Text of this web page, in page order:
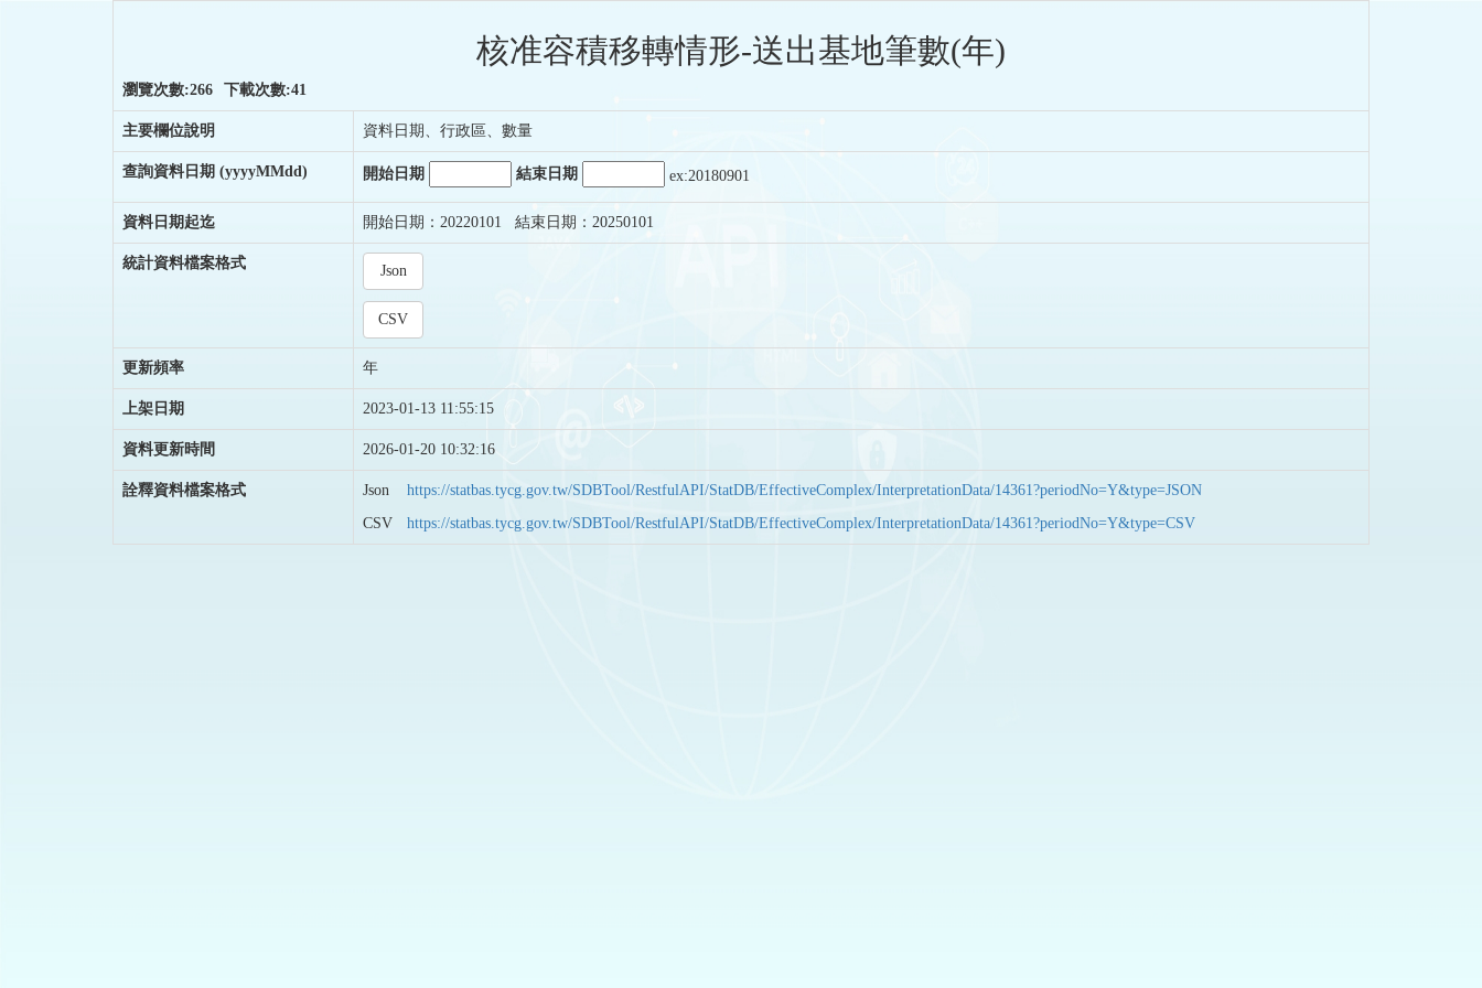
核准容積移轉情形-送出基地筆數(年)
瀏覽次數:266 下載次數:41
主要欄位說明 資料日期、行政區、數量
查詢資料日期 (yyyyMMdd) 開始日期 結束日期 ex:20180901
資料日期起迄 開始日期：20220101 結束日期：20250101
統計資料檔案格式 Json
CSV
更新頻率 年
上架日期 2023-01-13 11:55:15
資料更新時間 2026-01-20 10:32:16
詮釋資料檔案格式 Json
https://statbas.tycg.gov.tw/SDBTool/RestfulAPI/StatDB/EffectiveComplex/InterpretationData/14361?periodNo=Y&type=JSON
CSV
https://statbas.tycg.gov.tw/SDBTool/RestfulAPI/StatDB/EffectiveComplex/InterpretationData/14361?periodNo=Y&type=CSV